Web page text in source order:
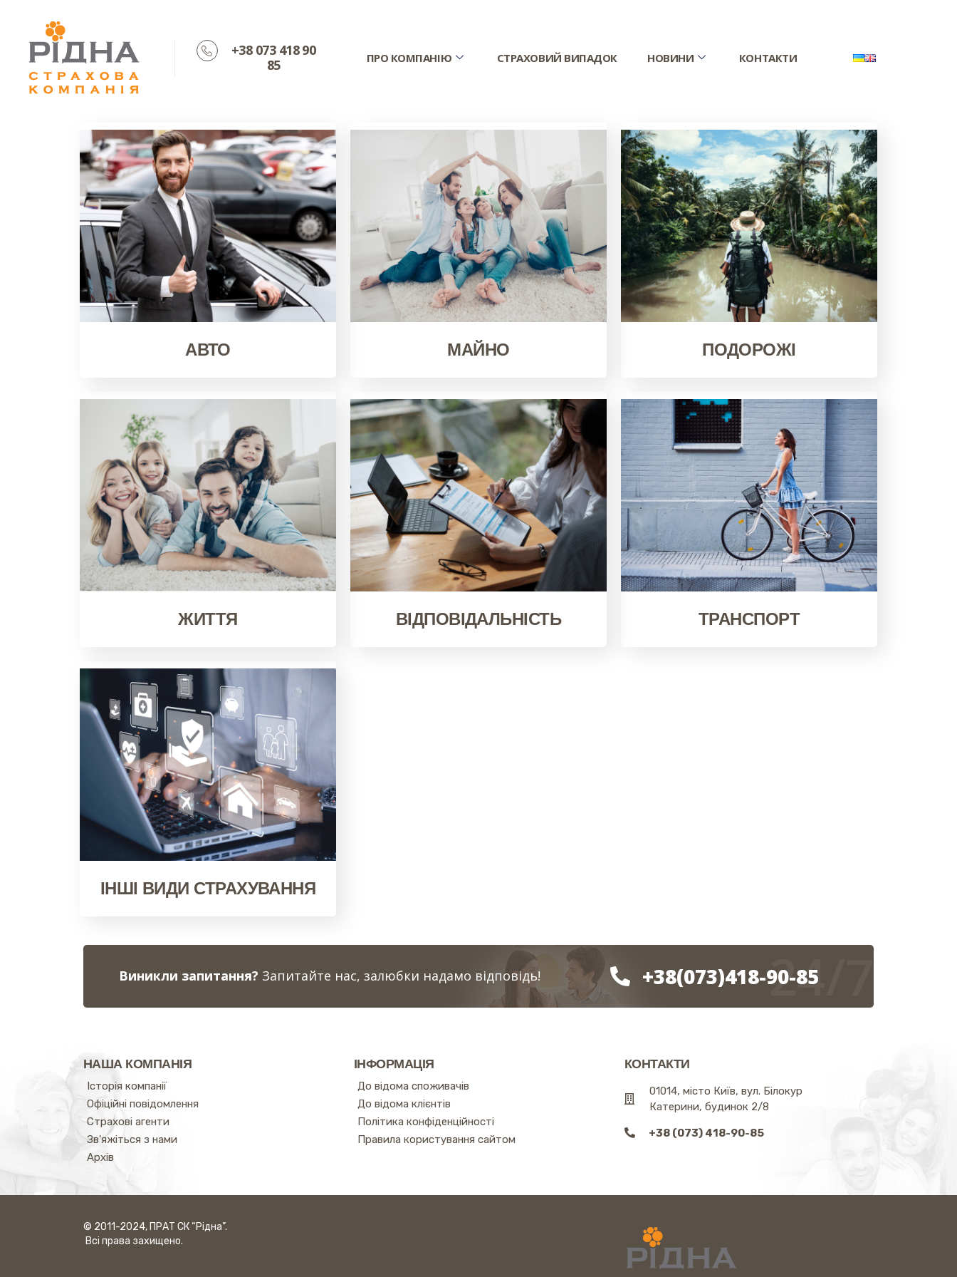
+38 073 418 90
85
ПРО КОМПАНІЮ СТРАХОВИЙ ВИПАДОК НОВИНИ КОНТАКТИ
АВТО МАЙНО ПОДОРОЖІ
ЖИТТЯ ВІДПОВІДАЛЬНІСТЬ ТРАНСПОРТ
ІНШІ ВИДИ СТРАХУВАННЯ
Виникли запитання? Запитайте нас, залюбки надамо відповідь! +38(073)418-90-85
24/7
НАША КОМПАНІЯ
Історія компанії
Офіційні повідомлення
Страхові агенти
Зв'яжіться з нами
Архів
ІНФОРМАЦІЯ
До відома споживачів
До відома клієнтів
Політика конфіденційності
Правила користування сайтом
КОНТАКТИ
01014, місто Київ, вул. Білокур
Катерини, будинок 2/8
+38 (073) 418-90-85
© 2011-2024, ПРАТ СК “Рідна”.
Всі права захищено.